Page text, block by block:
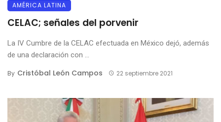
AMÉRICA LATINA
CELAC; señales del porvenir
La IV Cumbre de la CELAC efectuada en México dejó, además
de una declaración con ...
By Cristóbal León Campos 22 septiembre 2021